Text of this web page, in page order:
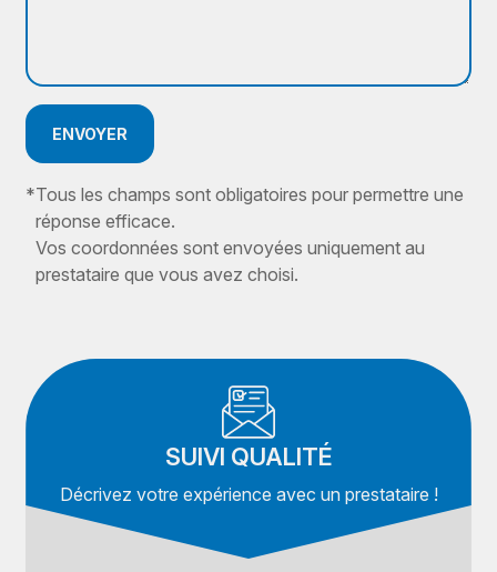
ENVOYER
*Tous les champs sont obligatoires pour permettre une
réponse efficace.
Vos coordonnées sont envoyées uniquement au
prestataire que vous avez choisi.
SUIVI QUALITÉ
Décrivez votre expérience avec un prestataire !